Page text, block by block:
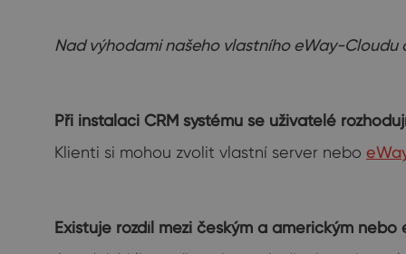
Nad výhodami našeho vlastního eWay-Cloudu
Při instalaci CRM systému se uživatelé
Klienti si mohou zvolit vlastní server nebo
Existuje rozdíl mezi českým a americkým nebo